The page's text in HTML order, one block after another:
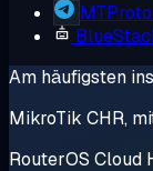
Am häufigsten
MikroTik CHR,
RouterOS Cloud